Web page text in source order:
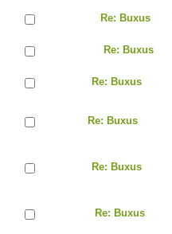
Re: Buxus
Re: Buxus
Re: Buxus
Re: Buxus
Re: Buxus
Re: Buxus